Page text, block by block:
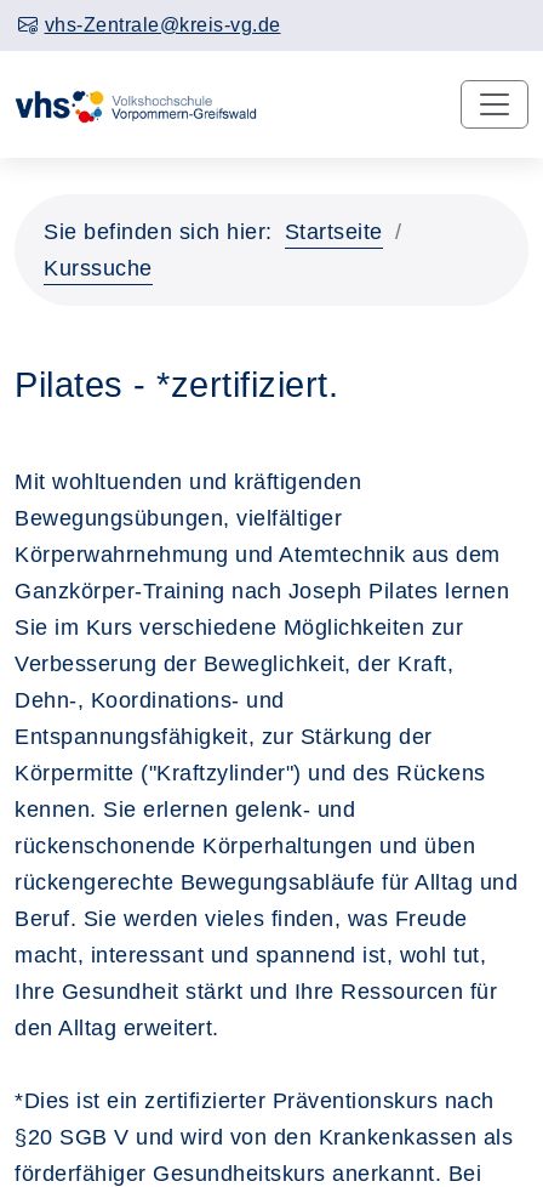
vhs-Zentrale@kreis-vg.de
Sie befinden sich hier:
Startseite
Kurssuche
Pilates - *zertifiziert.
Mit wohltuenden und kräftigenden
Bewegungsübungen, vielfältiger
Körperwahrnehmung und Atemtechnik aus dem
Ganzkörper-Training nach Joseph Pilates lernen
Sie im Kurs verschiedene Möglichkeiten zur
Verbesserung der Beweglichkeit, der Kraft,
Dehn-, Koordinations- und
Entspannungsfähigkeit, zur Stärkung der
Körpermitte ("Kraftzylinder") und des Rückens
kennen. Sie erlernen gelenk- und
rückenschonende Körperhaltungen und üben
rückengerechte Bewegungsabläufe für Alltag und
Beruf. Sie werden vieles finden, was Freude
macht, interessant und spannend ist, wohl tut,
Ihre Gesundheit stärkt und Ihre Ressourcen für
den Alltag erweitert.
*Dies ist ein zertifizierter Präventionskurs nach
§20 SGB V und wird von den Krankenkassen als
förderfähiger Gesundheitskurs anerkannt. Bei